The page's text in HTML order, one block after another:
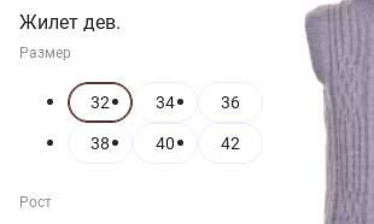
Жилет дев.
Размер
32 34 36
38 40 42
Рост